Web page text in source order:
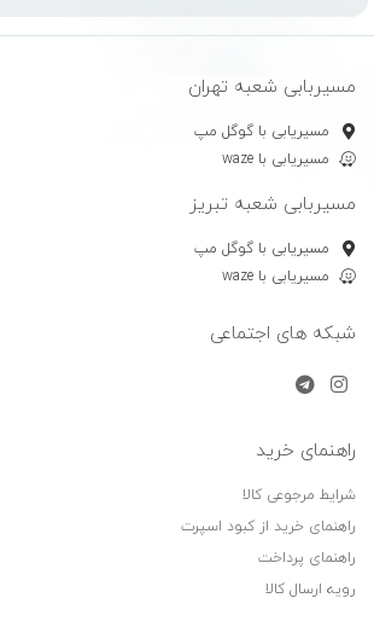
مسیربابی شعبه تهران
مسیریابی با گوگل مپ
مسیریابی با waze
مسیربابی شعبه تبریز
مسیریابی با گوگل مپ
مسیریابی با waze
شبکه های اجتماعی
راهنمای خرید
شرایط مرجوعی کالا
راهنمای خرید از کبود اسپرت
راهنمای پرداخت
رویه ارسال کالا